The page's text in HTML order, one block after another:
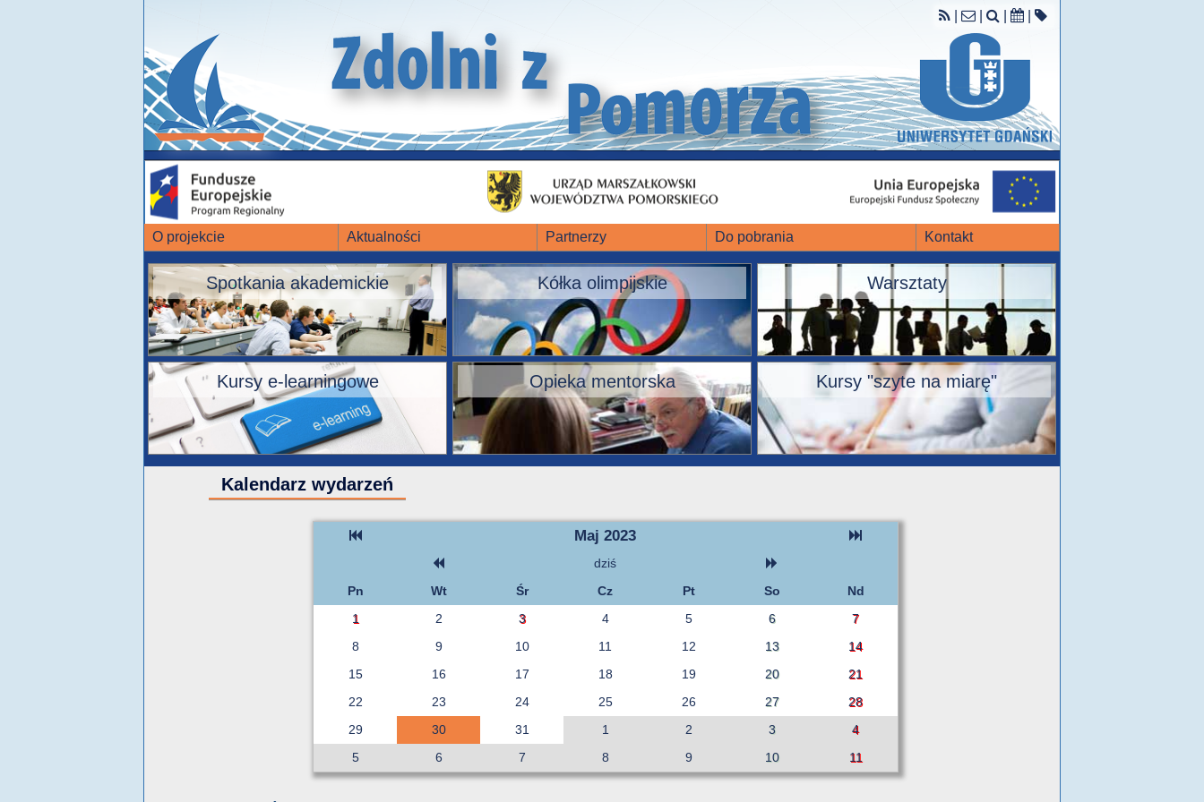
O projekcie Aktualności Partnerzy Do pobrania Kontakt
Spotkania akademickie Kółka olimpijskie Warsztaty
Kursy e-learningowe Opieka mentorska Kursy "szyte na miarę"
Kalendarz wydarzeń
Maj 2023
dziś
Pn
Wt Śr Cz Pt So
Nd
1
2 3 4 5 6
7
8
9 10 11 12 13
14
15
16 17 18 19 20
21
22
23 24 25 26 27
28
29
30 31 1 2 3
4
5
6 7 8 9 10 11